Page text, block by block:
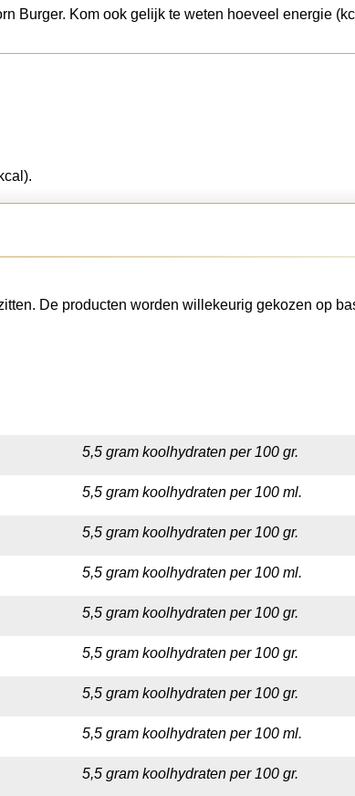
Burger. Kom ook gelijk te weten hoeveel energie
De producten worden willekeurig gekozen op
5,5 gram koolhydraten per 100 gr.
5,5 gram koolhydraten per 100 ml.
5,5 gram koolhydraten per 100 gr.
5,5 gram koolhydraten per 100 ml.
5,5 gram koolhydraten per 100 gr.
5,5 gram koolhydraten per 100 gr.
5,5 gram koolhydraten per 100 gr.
5,5 gram koolhydraten per 100 ml.
5,5 gram koolhydraten per 100 gr.